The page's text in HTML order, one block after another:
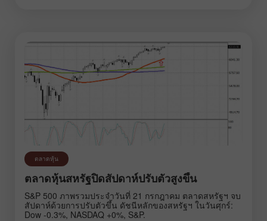
Jozef Kovach เริ่มทำงานให้กับ InstaForex
ในปี 2019 ในฐานะผู้เชี่ยวชาญในตลาดหุ้น
ส่วนใหญ่เป็นตลาดแลกเปลี่ยนใน
สหรัฐอเมริกา ในฐานะเป็นผู้เขียนบทความ
จำนวนมาก คุณ Jozef Kovach ช่วยให้ผู้อ่าน
ได้มีการวิเคราะห์อย่างละเอียดถึงปัจจัย
กระตุ้นที่สำคัญที่สุดที่ส่งผลต่อไดนามิกของ
ดัชนีและหุ้น นอกจากนี้ เขายังดึงดูดความ
สนใจของเทรดเดอร์ต่อบริษัทสำคัญๆ ใน
ตลาดหุ้นอีกด้วย
ตลาดหุ้น
ตลาดหุ้นสหรัฐปิดสัปดาห์ปรับตัวสูงขึ้น
S&P 500 ภาพรวมประจำวันที่ 21 กรกฎาคม ตลาดสหรัฐฯ จบ
สัปดาห์ด้วยการปรับตัวขึ้น ดัชนีหลักของสหรัฐฯ ในวันศุกร์:
Dow -0.3%, NASDAQ +0%, S&P.